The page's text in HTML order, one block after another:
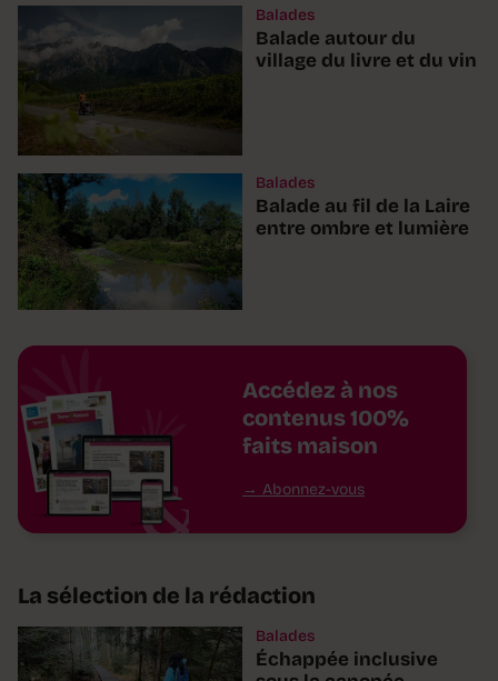
Balades
Balade autour du
village du livre et du vin
Balades
Balade au fil de la Laire
entre ombre et lumière
Accédez à nos
contenus 100%
faits maison
Abonnez-vous
La sélection de la rédaction
Balades
Échappée inclusive